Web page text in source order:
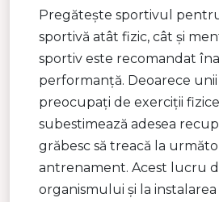
Pregătește sportivul
sportivă atât fizic, cât și
sportiv este recomandat
performanță. Deoarece
preocupați de exerciții
subestimează adesea
grăbesc să treacă la
antrenament. Acest lucru
organismului și la